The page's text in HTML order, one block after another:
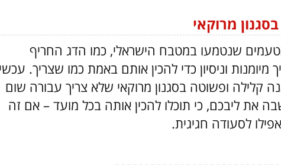
מרוקאי
שנטמעו במטבח הישראלי, כמו הדג החריף
וניסיון כדי להכין אותם באמת כמו שצריך.
קלילה ופשוטה בסגנון מרוקאי שלא צריך עבורה שום
את ליבכם, כי תוכלו להכין אותה בכל מועד–אם זה
לסעודה חגיגית.